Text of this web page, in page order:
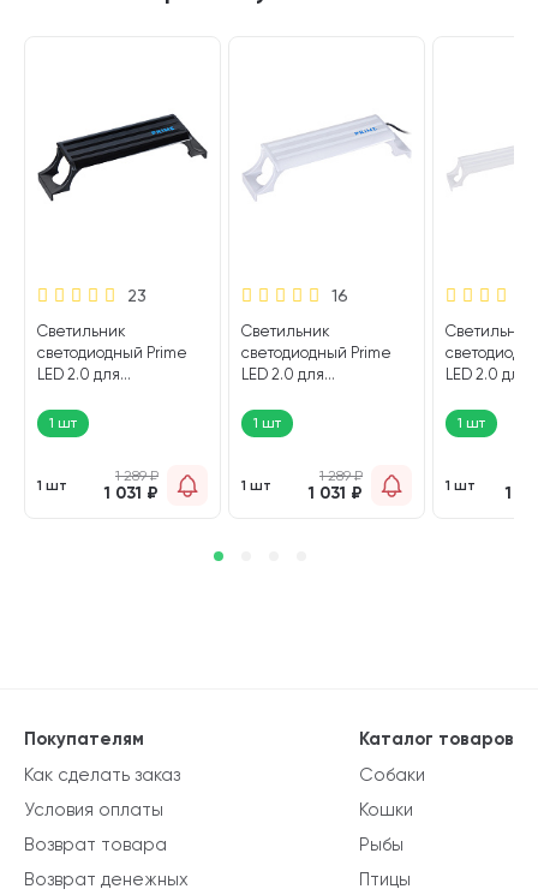
23
Светильник
светодиодный Prime
LED 2.0 для
черный (1 шт)
1 шт
1 шт
1 289₽
1 031 ₽
16
Светильник
светодиодный Prime
LED 2.0 для
белый (1 шт)
1 шт
1 шт
1 289₽
1 031 ₽
Светильник
LED 2.0 для
белый (1 шт)
1 шт
1 шт 1
Каталог товаров
Собаки
Кошки
Рыбы
Птицы
Покупателям
Как сделать заказ
Условия оплаты
Возврат товара
Возврат денежных